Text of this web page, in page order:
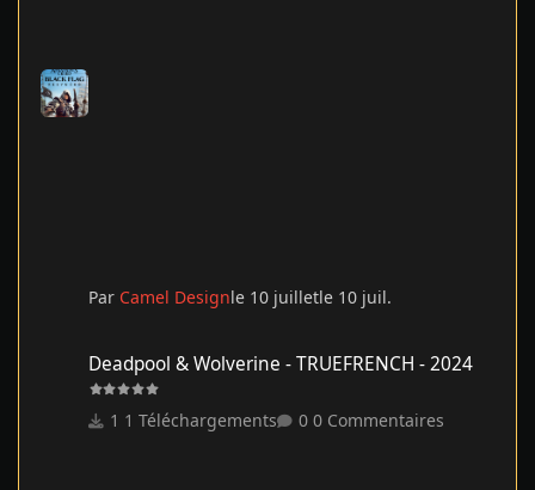
Par Camel Designle 10 juilletle 10 juil.
Deadpool & Wolverine - TRUEFRENCH - 2024
1 Téléchargements 0 Commentaires